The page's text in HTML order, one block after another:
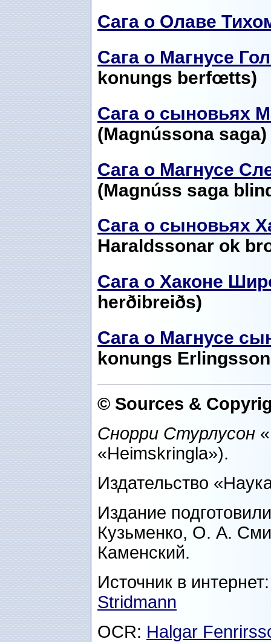
Сага о Олаве
Сага о Магнусе
konungs berfœtts)
Сага о сыновьях
(Magnússona saga)
Сага о Магнусе
(Magnúss saga
Сага о сыновьях
Haraldssonar ok
Сага о Хаконе
herðibreiðs)
Сага о Магнусе
konungs
© Sources &
Снорри Стурлусон
«Heimskringla»).
Издательство
Издание
Кузьменко, О. А.
Каменский.
Источник в
Stridmann
OCR: Halgar